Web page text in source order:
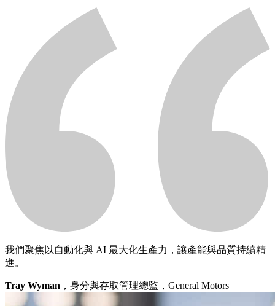
我們聚焦以自動化與 AI 最大化生產力，讓產能與品質持續精
進。
Tray Wyman ，身分與存取管理總監，General Motors